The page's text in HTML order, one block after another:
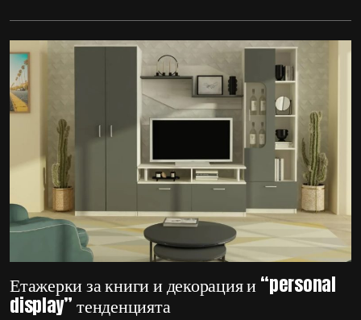
Етажерки за книги и декорация и “personal
display” тенденцията